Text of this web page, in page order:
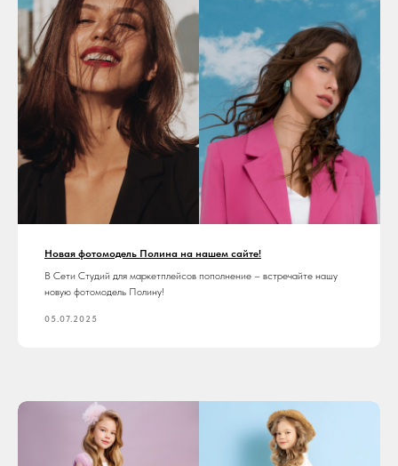
Новая фотомодель Полина на нашем сайте!
В Сети Студий для маркетплейсов пополнение – встречайте нашу
новую фотомодель Полину!
05.07.2025